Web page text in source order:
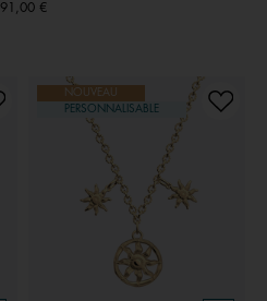
91,00 €
NOUVEAU
PERSONNALISABLE